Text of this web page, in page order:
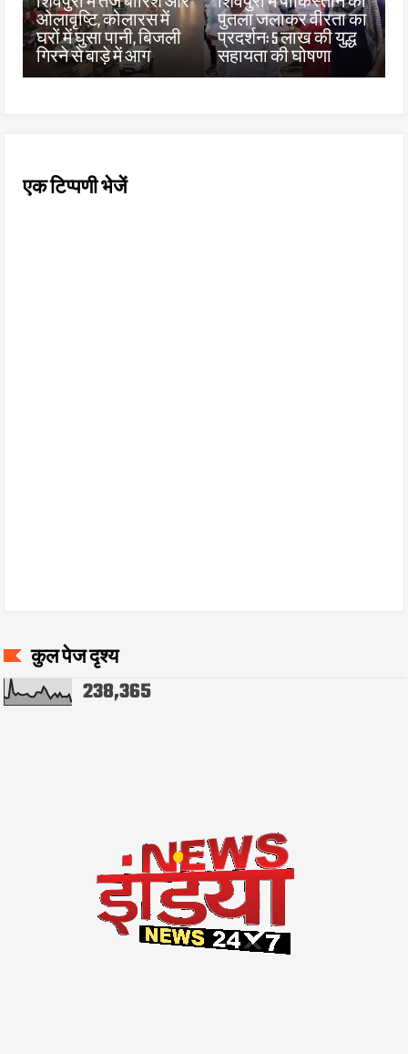
ओलावृष्टि, कोलारस में
घरों में घुसा पानी, बिजली
गिरने से बाड़े में आग
पुतला जलाकर वीरता का
प्रदर्शन: 5 लाख की युद्ध
सहायता की घोषणा
एक टिप्पणी भेजें
कुल पेज दृश्य
238,365